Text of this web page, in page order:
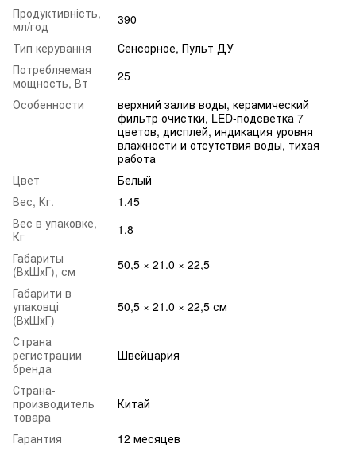
Продуктивність,
мл/год
390
Тип керування
Сенсорное, Пульт ДУ
Потребляемая
мощность, Вт
25
Особенности
верхний залив воды, керамический
фильтр очистки, LED-подсветка 7
цветов, дисплей, индикация уровня
влажности и отсутствия воды, тихая
работа
Цвет
Белый
Вес, Кг.
1.45
Вес в упаковке,
Кг
1.8
Габариты
(ВхШхГ), см
50,5 × 21.0 × 22,5
Габарити в
упаковці
(ВхШхГ)
50,5 × 21.0 × 22,5 см
Страна
регистрации
бренда
Швейцария
Страна-
производитель
товара
Китай
Гарантия 12 месяцев